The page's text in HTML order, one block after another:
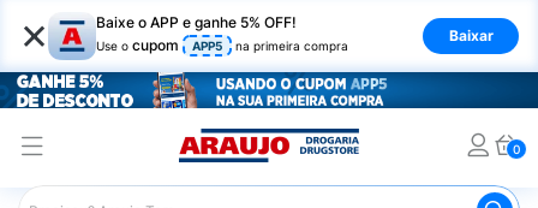
× Baixe o APP e ganhe 5% OFF!
Use o cupom APP5 na primeira compra
Baixar
0